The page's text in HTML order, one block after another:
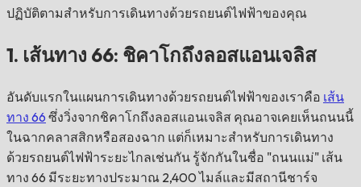
ปฏิบัติตามสำหรับการเดินทางด้วยรถยนต์ไฟฟ้าของคุณ
1. เส้นทาง 66: ชิคาโกถึงลอสแอนเจลิส
อันดับแรกในแผนการเดินทางด้วยรถยนต์ไฟฟ้าของเราคือ เส้น
ทาง 66 ซึ่งวิ่งจากชิคาโกถึงลอสแอนเจลิส คุณอาจเคยเห็นถนนนี้
ในฉากคลาสสิกหรือสองฉาก แต่ก็เหมาะสำหรับการเดินทาง
ด้วยรถยนต์ไฟฟ้าระยะไกลเช่นกัน รู้จักกันในชื่อ "ถนนแม่" เส้น
ทาง 66 มีระยะทางประมาณ 2,400 ไมล์และมีสถานีชาร์จ